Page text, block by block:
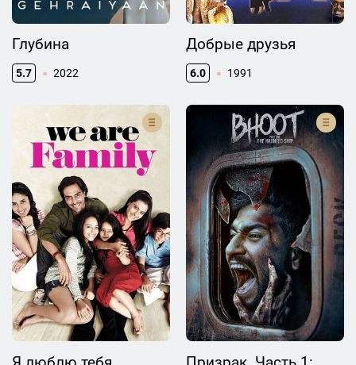
Глубина
5.7 2022
Добрые друзья
6.0 1991